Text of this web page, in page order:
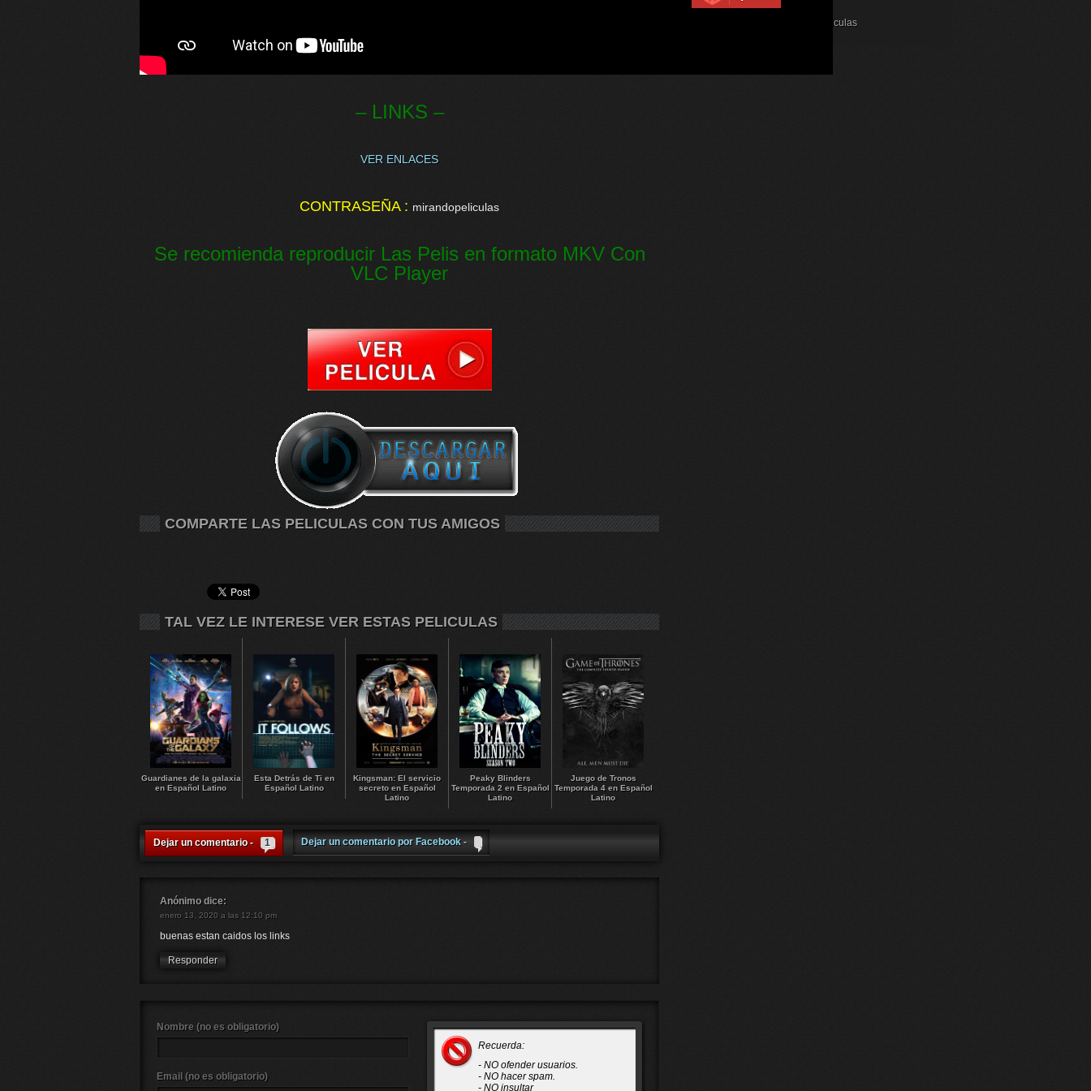
– LINKS –
VER ENLACES
CONTRASEÑA : mirandopeliculas
Se recomienda reproducir Las Pelis en formato MKV Con
VLC Player
COMPARTE LAS PELICULAS CON TUS AMIGOS
TAL VEZ LE INTERESE VER ESTAS PELICULAS
Guardianes de la galaxia
en Español Latino
Esta Detrás de Ti en
Español Latino
Kingsman: El servicio
secreto en Español
Latino
Peaky Blinders
Temporada 2 en Español
Latino
Juego de Tronos
Temporada 4 en Español
Latino
Dejar un comentario - 1 Dejar un comentario por Facebook -
Anónimo dice:
enero 13, 2020 a las 12:10 pm
buenas estan caidos los links
Responder
Recuerda:
- NO ofender usuarios.
- NO hacer spam.
- NO insultar
Nombre (no es obligatorio)
Email (no es obligatorio)
Mirando Peliculas